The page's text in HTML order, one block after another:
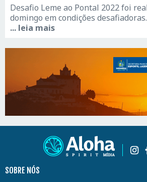
Desafio Leme ao Pontal 2022 foi
domingo em condições
... leia mais
SOBRE NÓS